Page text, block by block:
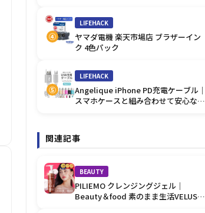
④
LIFEHACK
ヤマダ電機 楽天市場店 ブラザーイン
ク 4色パック
⑤
LIFEHACK
Angelique iPhone PD充電ケーブル｜
スマホケースと組み合わせて安心な充
関連記事
BEAUTY
PILIEMO クレンジングジェル｜
Beauty＆food 素のまま生活VELUSの